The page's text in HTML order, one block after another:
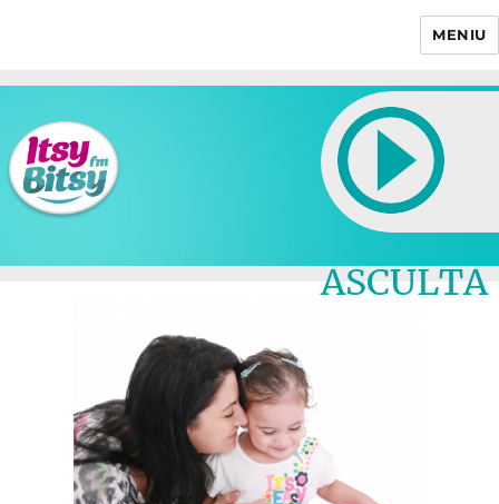
MENIU
ASCULTA